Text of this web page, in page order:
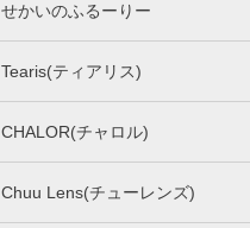
せかいのふるーりー
Tearis(ティアリス)
CHALOR(チャロル)
Chuu Lens(チューレンズ)